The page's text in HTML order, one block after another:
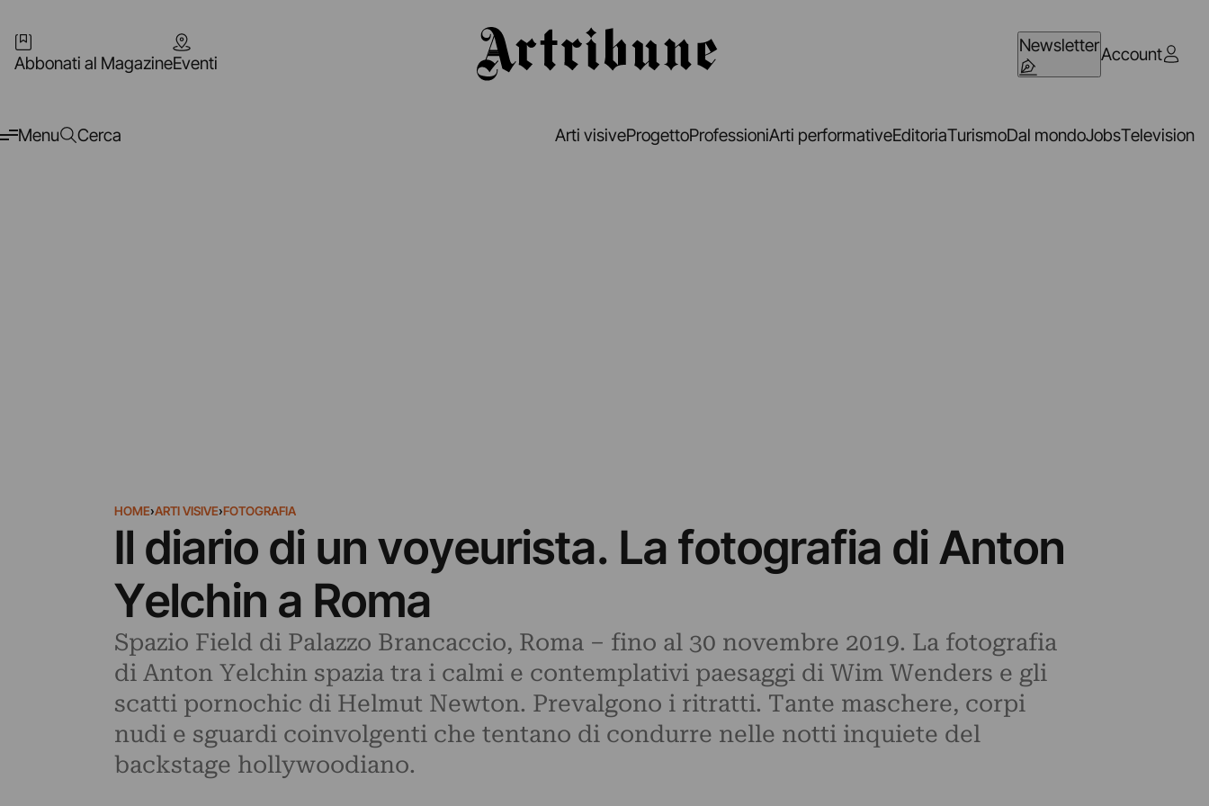
Abbonati al MagazineEventi
NewsletterAccount
Menu Cerca Arti visiveProgettoProfessioniArti performativeEditoriaTurismoDal mondoJobsTelevision
HOME›ARTI VISIVE›FOTOGRAFIA
Il diario di un voyeurista. La fotografia di Anton
Yelchin a Roma
Spazio Field di Palazzo Brancaccio, Roma – fino al 30 novembre 2019. La fotografia
di Anton Yelchin spazia tra i calmi e contemplativi paesaggi di Wim Wenders e gli
scatti pornochic di Helmut Newton. Prevalgono i ritratti. Tante maschere, corpi
nudi e sguardi coinvolgenti che tentano di condurre nelle notti inquiete del
backstage hollywoodiano.